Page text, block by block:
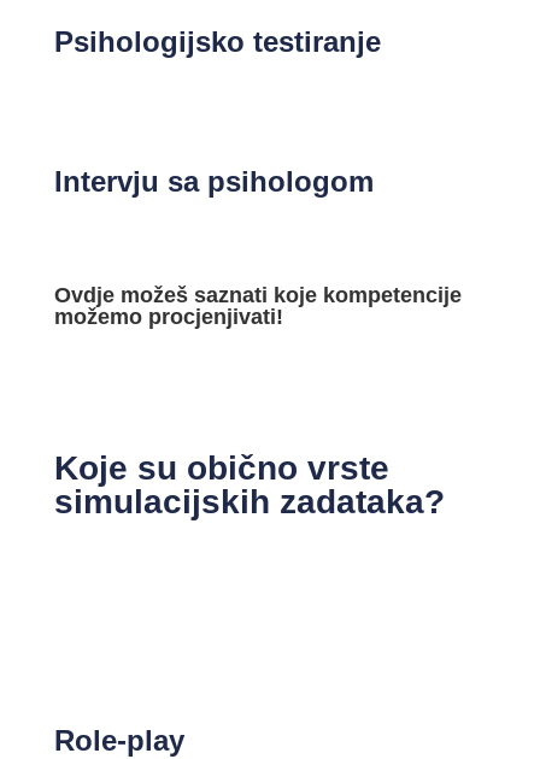
Psihologijsko testiranje
Intervju sa psihologom
Ovdjemožeš saznati koje kompetencije
možemo procjenjivati!
Koje su obično vrste
simulacijskih zadataka?
Role-play